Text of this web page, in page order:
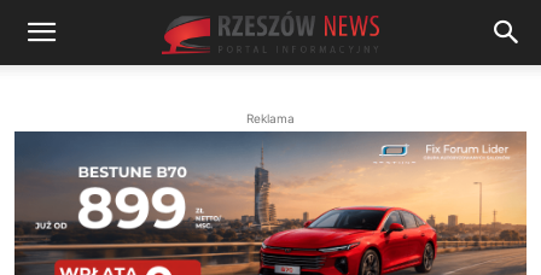
Reklama